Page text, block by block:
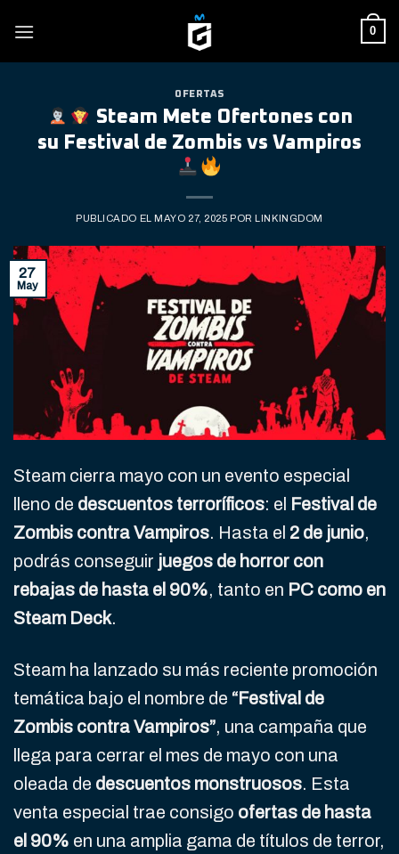
0
OFERTAS
Steam Mete Ofertones con
su Festival de Zombis vs Vampiros
PUBLICADO EL MAYO 27, 2025 POR LINKINGDOM
27
May
Steam cierra mayo con un evento especial
lleno de descuentos terroríficos: el Festival de
Zombis contra Vampiros. Hasta el 2 de junio,
podrás conseguir juegos de horror con
rebajas de hasta el 90%, tanto en PC como en
Steam Deck.
Steam ha lanzado su más reciente promoción
temática bajo el nombre de “Festival de
Zombis contra Vampiros”, una campaña que
llega para cerrar el mes de mayo con una
oleada de descuentos monstruosos. Esta
venta especial trae consigo ofertas de hasta
el 90% en una amplia gama de títulos de terror,